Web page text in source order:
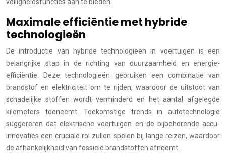
Maximale efficiëntie met hybride
technologieën
De introductie van hybride technologieën in voertuigen is een
belangrijke stap in de richting van duurzaamheid en energie-
efficiëntie. Deze technologieën gebruiken een combinatie van
brandstof en elektriciteit om te rijden, waardoor de uitstoot van
schadelijke stoffen wordt verminderd en het aantal afgelegde
kilometers toeneemt. Toekomstige trends in autotechnologie
suggereren dat elektrische voertuigen en de bijbehorende accu-
innovaties een cruciale rol zullen spelen bij lange reizen, waardoor
de afhankelijkheid van fossiele brandstoffen afneemt.